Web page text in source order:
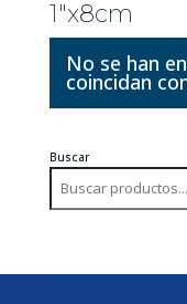
1"x8cm
No se han
coincidan
Buscar